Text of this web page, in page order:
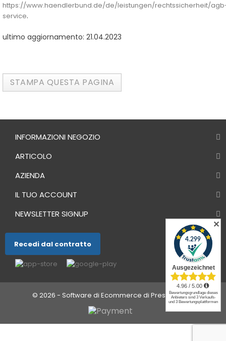
https://www.haendlerbund.de/de/leistungen/rechtssicherheit/
service.
ultimo aggiornamento: 21.04.2023
INFORMAZIONI NEGOZIO
ARTICOLO
AZIENDA
IL TUO ACCOUNT
NEWSLETTER SIGNUP
Recedi dal contratto
© 2026 - Software di Ecommerce di PrestaShop™
✕